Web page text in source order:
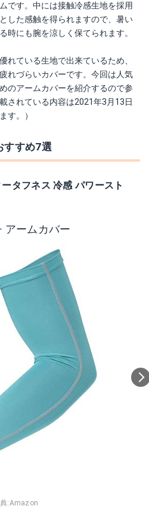
です。中には接触冷感生地を採用
した感触を得られますので、暑い
時にも腕を涼しく保てられます。
れている生地で出来ているため、
れづらいカバーです。今回は人気
のアームカバーを紹介するので参
されている内容は2021年3月13日
す。）
すすめ7選
タフネス 冷感 パワースト
アームカバー
:Amazon